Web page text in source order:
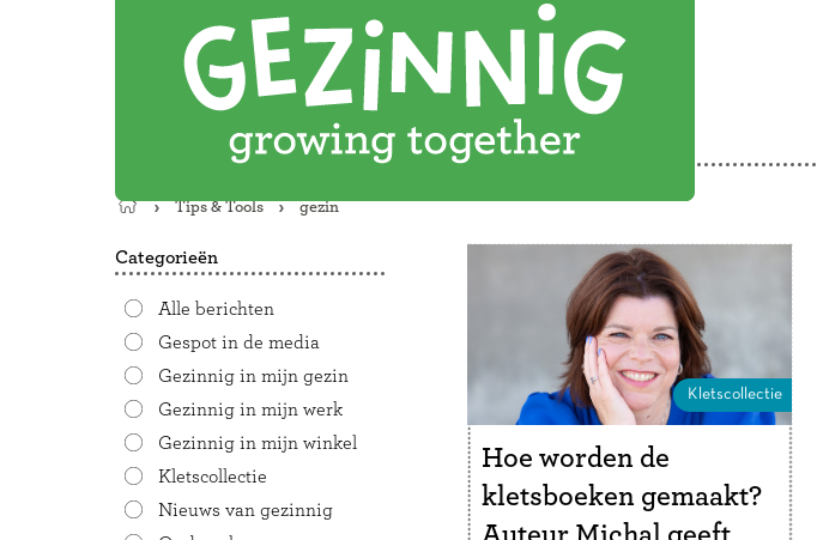
Terug
de
Tips & Tools gezin
Categorieën
Alle berichten
Gespot in de media
Gezinnig in mijn gezin
Gezinnig in mijn werk
Gezinnig in mijn winkel
Kletscollectie
Nieuws van gezinnig
Kletscollectie
Hoe worden de
kletsboeken gemaakt?